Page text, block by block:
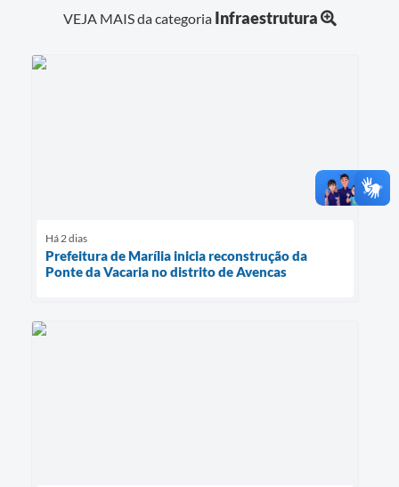
VEJA MAIS da categoria Infraestrutura
Há 2 dias
Prefeitura de Marília inicia reconstrução da
Ponte da Vacaria no distrito de Avencas